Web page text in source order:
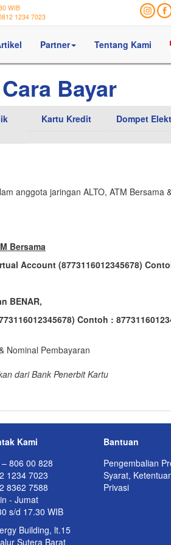
WIB
1234 7023
Partner Tentang Kami
Bayar
Kartu Kredit Dompet
anggota jaringan ALTO, ATM Bersama
Bersama
Account (8773116012345678)
BENAR,
Contoh :
Nominal Pembayaran
dari Bank Penerbit Kartu
Kami
806 00 828
1234 7023
8362 7588
- Jumat
s/d 17.30 WIB
Building, lt.15
Sutera Barat
Bantuan
Pengembalian
Syarat,
Privasi